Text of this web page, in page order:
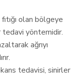
olan bölgeye
tedavi yöntemidir.
ağrıyı
tedavisi, sinirler